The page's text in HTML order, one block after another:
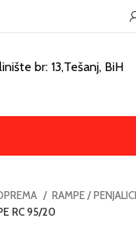
br: 13,Tešanj, BiH
RAMPE /
RC 95/20